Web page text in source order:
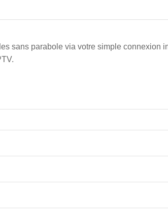
sans parabole via votre simple connexion